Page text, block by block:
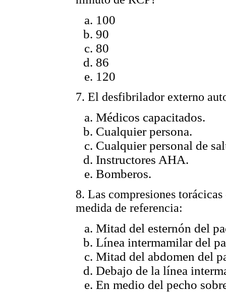
100
90
80
86
120
7. El desfibrilador externo
Médicos capacitados.
Cualquier persona.
Cualquier personal de
Instructores AHA.
Bomberos.
8. Las compresiones
medida de referencia:
Mitad del esternón del
Línea intermamilar del
Mitad del abdomen del
Debajo de la línea
En medio del pecho